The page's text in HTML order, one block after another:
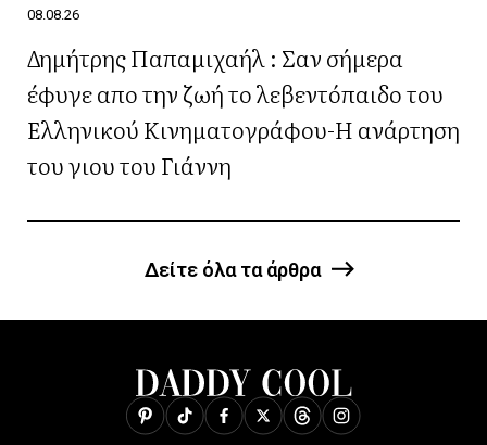
08.08.26
Δημήτρης Παπαμιχαήλ : Σαν σήμερα
έφυγε απο την ζωή το λεβεντόπαιδο του
Ελληνικού Κινηματογράφου-Η ανάρτηση
του γιου του Γιάννη
Δείτε όλα τα άρθρα